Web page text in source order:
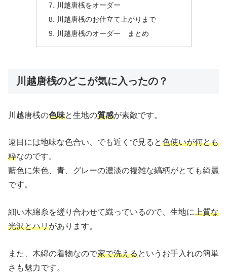
川越唐桟をオーダー
川越唐桟のお仕立て上がりまで
川越唐桟のオーダー まとめ
川越唐桟のどこが気に入ったの？
川越唐桟の色味と生地の質感が素敵です。
遠目には地味な色合い、でも近くで見ると色使いが何とも
粋なのです。
藍色に朱色、青、グレーの濃淡の複雑な縞柄がとても綺麗
です。
細い木綿糸を縒り合わせて織っているので、生地に上質な
光沢とハリがあります。
また、木綿の着物なので家で洗えるというお手入れの簡単
さも魅力です。